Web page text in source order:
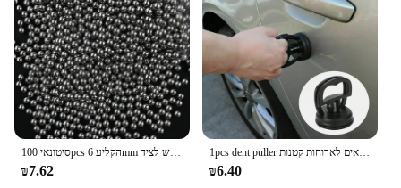
סיטונאי 100pcs הקליע 6mm כדורי פלדה קשת מקצועי הקלע תחמושת חיצוני הקלע כדורים משמש לציד
₪7.62
1pcs dent puller למשוך ראש לוח מסיר כלי 2 אינץ 'מכונת תיקון מכונת סקר מכונת שאיבה מתאים לארוחות קטנות
₪6.40